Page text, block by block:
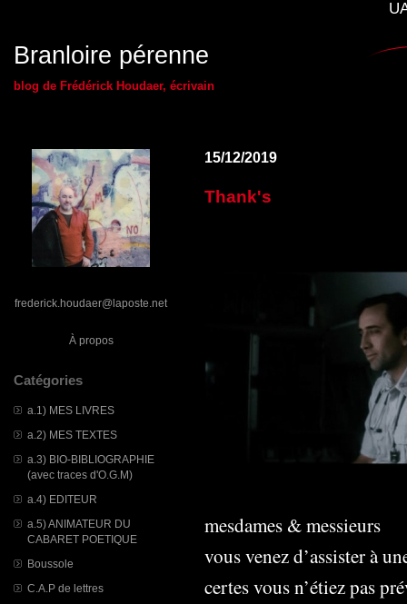
Branloire pérenne
blog de Frédérick Houdaer, écrivain
frederick.houdaer@laposte.net
À propos
Catégories
a.1) MES LIVRES
a.2) MES TEXTES
a.3) BIO-BIBLIOGRAPHIE
(avec traces d'O.G.M)
a.4) EDITEUR
a.5) ANIMATEUR DU
CABARET POETIQUE
Boussole
C.A.P de lettres
15/12/2019
Thank's
mesdames & messieurs
vous venez d’assister à
certes vous n’étiez pas